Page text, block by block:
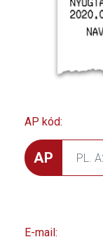
AP kód:
AP
E-mail: